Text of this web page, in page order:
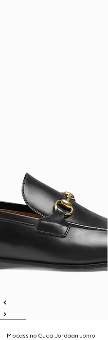
Mocassino Gucci Jordaan uomo